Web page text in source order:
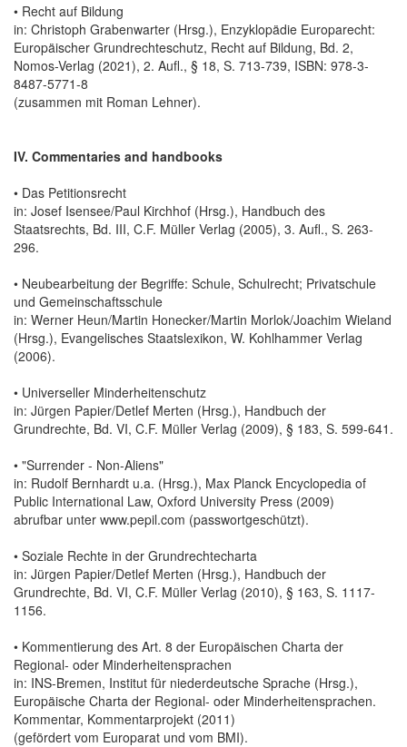
• Recht auf Bildung
in: Christoph Grabenwarter (Hrsg.), Enzyklopädie Europarecht:
Europäischer Grundrechteschutz, Recht auf Bildung, Bd. 2,
Nomos-Verlag (2021), 2. Aufl., § 18, S. 713-739, ISBN: 978-3-
8487-5771-8
(zusammen mit Roman Lehner).
IV. Commentaries and handbooks
• Das Petitionsrecht
in: Josef Isensee/Paul Kirchhof (Hrsg.), Handbuch des
Staatsrechts, Bd. III, C.F. Müller Verlag (2005), 3. Aufl., S. 263-
296.
• Neubearbeitung der Begriffe: Schule, Schulrecht; Privatschule
und Gemeinschaftsschule
in: Werner Heun/Martin Honecker/Martin Morlok/Joachim Wieland
(Hrsg.), Evangelisches Staatslexikon, W. Kohlhammer Verlag
(2006).
• Universeller Minderheitenschutz
in: Jürgen Papier/Detlef Merten (Hrsg.), Handbuch der
Grundrechte, Bd. VI, C.F. Müller Verlag (2009), § 183, S. 599-641.
• "Surrender - Non-Aliens"
in: Rudolf Bernhardt u.a. (Hrsg.), Max Planck Encyclopedia of
Public International Law, Oxford University Press (2009)
abrufbar unter www.pepil.com (passwortgeschützt).
• Soziale Rechte in der Grundrechtecharta
in: Jürgen Papier/Detlef Merten (Hrsg.), Handbuch der
Grundrechte, Bd. VI, C.F. Müller Verlag (2010), § 163, S. 1117-
1156.
• Kommentierung des Art. 8 der Europäischen Charta der
Regional- oder Minderheitensprachen
in: INS-Bremen, Institut für niederdeutsche Sprache (Hrsg.),
Europäische Charta der Regional- oder Minderheitensprachen.
Kommentar, Kommentarprojekt (2011)
(gefördert vom Europarat und vom BMI).